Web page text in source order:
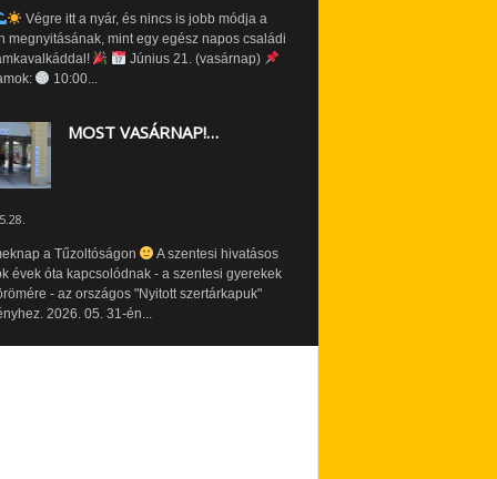
Végre itt a nyár, és nincs is jobb módja a
megnyitásának, mint egy egész napos családi
Június 21. (vasárnap)
10:00...
MOST VASÁRNAP!…
a Tűzoltóságon
A szentesi hivatásos
évek óta kapcsolódnak - a szentesi gyerekek
- az országos "Nyitott szertárkapuk"
2026. 05. 31-én...